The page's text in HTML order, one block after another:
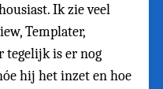
Ik zie veel
Templater,
tegelijk is er nog
hij het inzet en hoe